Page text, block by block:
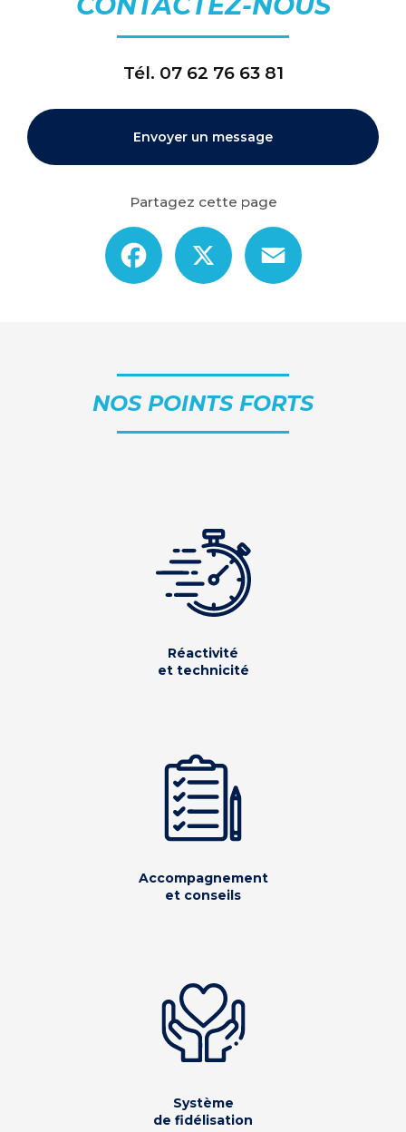
Tél. 07 62 76 63 81
Envoyer un message
Partagez cette page
Facebook
NOS POINTS FORTS
Réactivité
et technicité
Accompagnement
et conseils
Système
de fidélisation